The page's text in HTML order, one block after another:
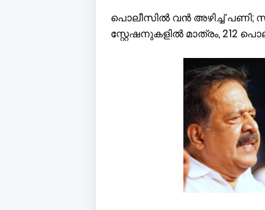
പൊലീസിൽ വൻ അഴിച്ച്
സ്റ്റേഷനുകളിൽ മാത്രം, 212